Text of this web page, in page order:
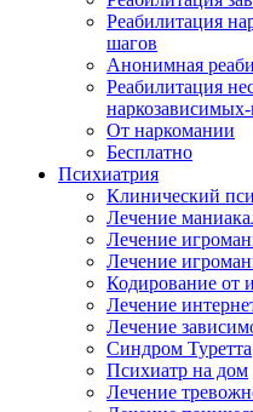
Реабилитация
шагов
Анонимная
Реабилитация
наркозависимых-
От наркомании
Бесплатно
Психиатрия
Клинический
Лечение
Лечение
Лечение
Кодирование от
Лечение
Лечение
Синдром Туретта
Психиатр на дом
Лечение